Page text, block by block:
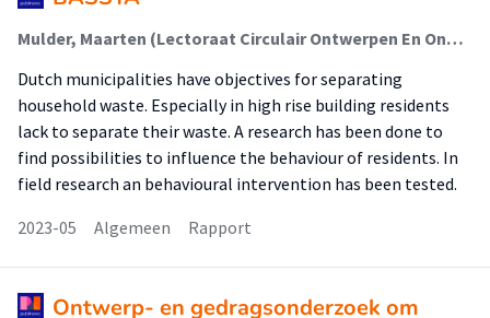
Mulder, Maarten (Lectoraat Circulair Ontwerpen En Ondernemen); Faddegon, Krispijn (Lectoraat Psychologie Voor Een Duurzame Stad); Postma, Sophie; Kappers, Carlijn (Lectoraat Psychologie Voor Een Duurzame Stad); de Leede, Annelies
Dutch municipalities have objectives for separating
household waste. Especially in high rise building residents
lack to separate their waste. A research has been done to
find possibilities to influence the behaviour of residents. In
field research an behavioural intervention has been tested.
2023-05
Algemeen Rapport
Ontwerp- en gedragsonderzoek om